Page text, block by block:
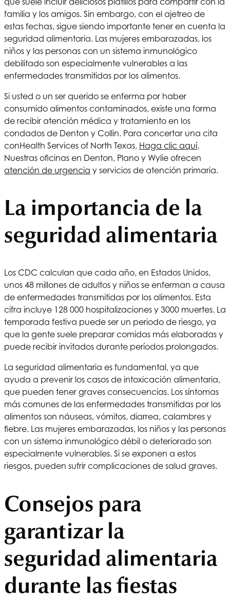
familia y los amigos. Sin embargo, con el ajetreo de
estas fechas, sigue siendo importante tener en cuenta la
seguridad alimentaria. Las mujeres embarazadas, los
niños y las personas con un sistema inmunológico
debilitado son especialmente vulnerables a las
enfermedades transmitidas por los alimentos.
Si usted o un ser querido se enferma por haber
consumido alimentos contaminados, existe una forma
de recibir atención médica y tratamiento en los
condados de Denton y Collin. Para concertar una cita
conHealth Services of North Texas, Haga clic aquí.
Nuestras oficinas en Denton, Plano y Wylie ofrecen
atención de urgencia y servicios de atención primaria.
La importancia de la
seguridad alimentaria
Los CDC calculan que cada año, en Estados Unidos,
unos 48 millones de adultos y niños se enferman a causa
de enfermedades transmitidas por los alimentos. Esta
cifra incluye 128 000 hospitalizaciones y 3000 muertes. La
temporada festiva puede ser un periodo de riesgo, ya
que la gente suele preparar comidas más elaboradas y
puede recibir invitados durante períodos prolongados.
La seguridad alimentaria es fundamental, ya que
ayuda a prevenir los casos de intoxicación alimentaria,
que pueden tener graves consecuencias. Los síntomas
más comunes de las enfermedades transmitidas por los
alimentos son náuseas, vómitos, diarrea, calambres y
fiebre. Las mujeres embarazadas, los niños y las personas
con un sistema inmunológico débil o deteriorado son
especialmente vulnerables. Si se exponen a estos
riesgos, pueden sufrir complicaciones de salud graves.
Consejos para
garantizar la
seguridad alimentaria
durante las fiestas